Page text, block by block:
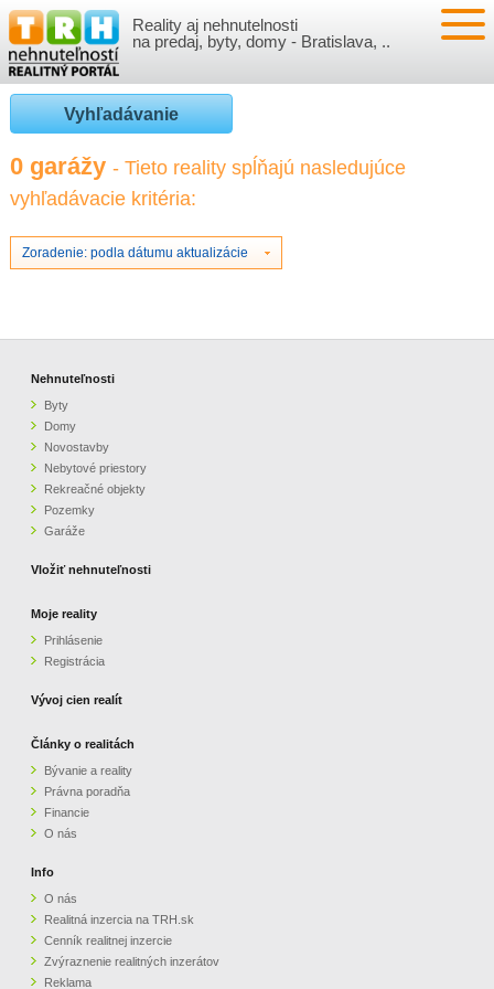
Reality aj nehnutelnosti
na predaj, byty, domy - Bratislava, ..
NEHNUTEĽNOSTI
BYTY
NOVOSTAVBY
NEBYTOVÉ PRIESTORY
GARÁŽE
VLOŽIŤ NEHNUTEĽNOSTI
PRIHLÁSENIE
REGISTRÁCIA
VÝVOJ CIEN REALÍT
ČLÁNKY O REALITÁCH
O NÁS
CENNÍK REALITNEJ INZERCIE
ZVÝRAZNENIE REALITNÝCH INZERÁTOV
PARTNERI
OBCHODNÉ PODMIENKY
KONTAKT
Vyhľadávanie
0 garážy - Tieto reality spĺňajú nasledujúce
vyhľadávacie kritéria:
Zoradenie: podla dátumu aktualizácie
Nehnuteľnosti
Byty
Domy
Novostavby
Nebytové priestory
Rekreačné objekty
Pozemky
Garáže
Vložiť nehnuteľnosti
Moje reality
Prihlásenie
Registrácia
Vývoj cien realít
Články o realitách
Bývanie a reality
Právna poradňa
Financie
O nás
Info
O nás
Realitná inzercia na TRH.sk
Cenník realitnej inzercie
Zvýraznenie realitných inzerátov
Reklama